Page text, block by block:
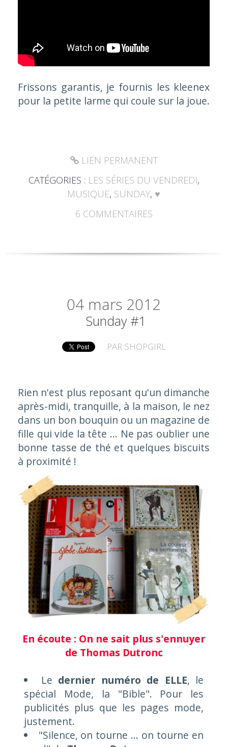
Frissons garantis, je fournis les kleenex
pour la petite larme qui coule sur la joue.
LIEN PERMANENT
CATÉGORIES : LES SÉRIES DU VENDREDI,
MUSIQUE, SUNDAY, ♥
6 COMMENTAIRES
04 mars 2012
Sunday #1
PAR SHOPGIRL
Rien n'est plus reposant qu'un dimanche
après-midi, tranquille, à la maison, le nez
dans un bon bouquin ou un magazine de
fille qui vide la tête ... Ne pas oublier une
bonne tasse de thé et quelques biscuits
à proximité !
En écoute : On ne sait plus s'ennuyer
de Thomas Dutronc
Le dernier numéro de ELLE, le
spécial Mode, la "Bible". Pour les
publicités plus que les pages mode,
justement.
"Silence, on tourne ... on tourne en